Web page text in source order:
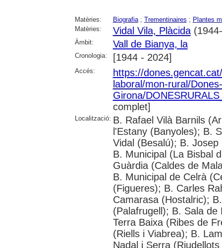
Matèries: Biografia; Trementinaires ; Plantes
Matèries:
Vidal Vila, Plàcida
Àmbit: Vall de Bianya, la
Cronologia: [1944 - 2024]
Accés:
https://
laboral/mon-rural/
Girona/
complet]
Localització: B. Rafael Vilà Barnils
l'Estany (Banyoles); B.
Vidal (Besalú); B.
B. Municipal (La Bisbal
Guàrdia (Caldes de
B. Municipal de Celrà
(Figueres); B. Carles
Camarasa (Hostalric);
(Palafrugell); B. Sala
Terra Baixa (Ribes de
(Riells i Viabrea); B.
Nadal i Serra